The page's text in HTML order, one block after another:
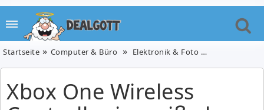
Startseite Computer & Büro Elektronik & Foto
Xbox One Wireless